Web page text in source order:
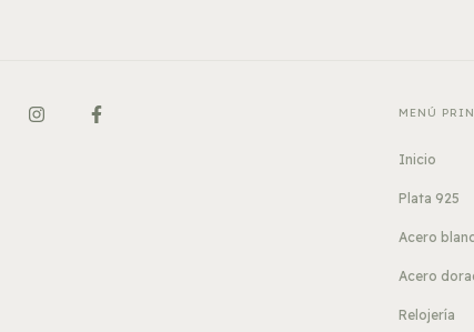
MENÚ
Inicio
Plata 925
Acero
Acero
Relojería